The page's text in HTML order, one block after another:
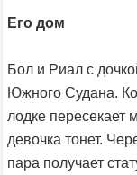
Его дом
Бол и Риал с
Южного Судана.
лодке пересекает
девочка тонет.
пара получает